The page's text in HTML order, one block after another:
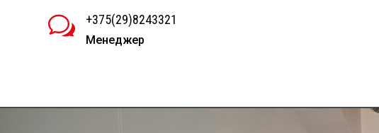
w +375(29)8243321
Менеджер